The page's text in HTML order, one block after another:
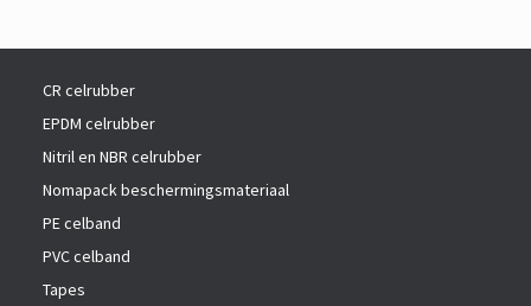
CR celrubber
EPDM celrubber
Nitril en NBR celrubber
Nomapack beschermingsmateriaal
PE celband
PVC celband
Tapes